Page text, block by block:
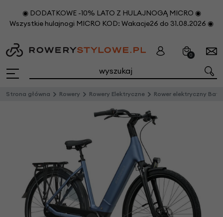
◉ DODATKOWE -10% LATO Z HULAJNOGĄ MICRO ◉
Wszystkie hulajnogi MICRO KOD: Wakacje26 do 31.08.2026 ◉
0
Strona główna Rowery Rowery Elektryczne Rower elektryczny Batavus Finez PT Bosch